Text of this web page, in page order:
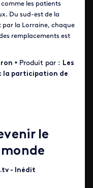
les patients
Du sud-est de la
par la Lorraine, chaque
remplacements est
• Produit par : Les
la participation de
le
- Inédit